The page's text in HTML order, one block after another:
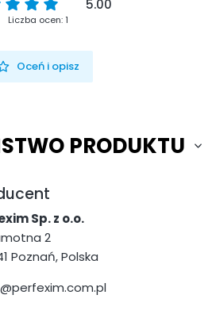
5.00
Liczba ocen: 1
Oceń i opisz
PRODUKTU
Sp. z o.o.
2
Poznań, Polska